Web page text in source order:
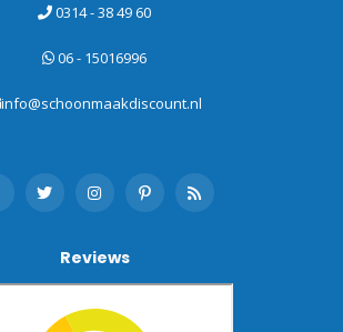
0314 - 38 49 60
06 - 15016996
info@schoonmaakdiscount.nl
Reviews